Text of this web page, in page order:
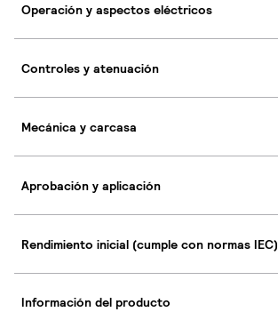
Operación y aspectos eléctricos
Controles y atenuación
Mecánica y carcasa
Aprobación y aplicación
Rendimiento inicial (cumple con normas IEC)
Información del producto